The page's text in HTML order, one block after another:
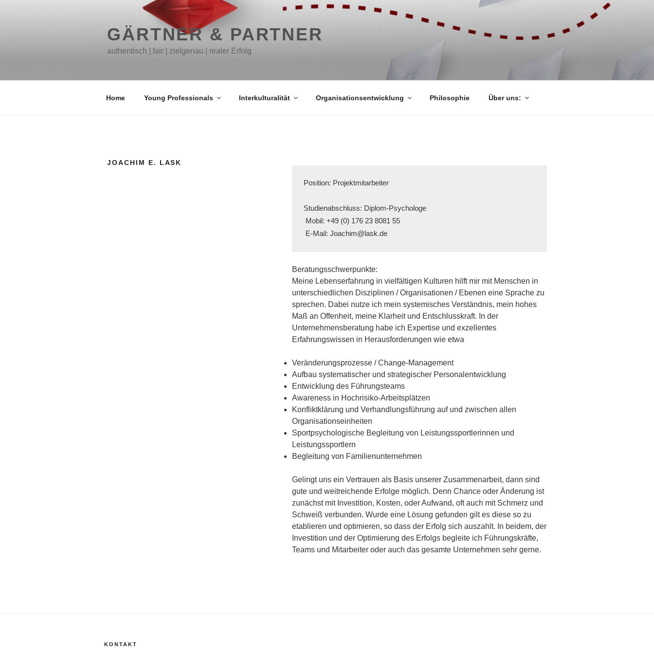
GÄRTNER & PARTNER
authentisch | fair | zielgenau | realer Erfolg
Home Young Professionals Interkulturalität Organisationsentwicklung Philosophie Über uns:
JOACHIM E. LASK
Position: Projektmitarbeiter
Studienabschluss: Diplom-Psychologe
Mobil: +49 (0) 176 23 8081 55
E-Mail: Joachim@lask.de
Beratungsschwerpunkte:
Meine Lebenserfahrung in vielfältigen Kulturen hilft mir mit Menschen in
unterschiedlichen Disziplinen / Organisationen / Ebenen eine Sprache zu
sprechen. Dabei nutze ich mein systemisches Verständnis, mein hohes
Maß an Offenheit, meine Klarheit und Entschlusskraft. In der
Unternehmensberatung habe ich Expertise und exzellentes
Erfahrungswissen in Herausforderungen wie etwa
Veränderungsprozesse / Change-Management
Aufbau systematischer und strategischer Personalentwicklung
Entwicklung des Führungsteams
Awareness in Hochrisiko-Arbeitsplätzen
Konfliktklärung und Verhandlungsführung auf und zwischen allen
Organisationseinheiten
Sportpsychologische Begleitung von Leistungssportlerinnen und
Leistungssportlern
Begleitung von Familienunternehmen
Gelingt uns ein Vertrauen als Basis unserer Zusammenarbeit, dann sind
gute und weitreichende Erfolge möglich. Denn Chance oder Änderung ist
zunächst mit Investition, Kosten, oder Aufwand, oft auch mit Schmerz und
Schweiß verbunden. Wurde eine Lösung gefunden gilt es diese so zu
etablieren und optimieren, so dass der Erfolg sich auszahlt. In beidem, der
Investition und der Optimierung des Erfolgs begleite ich Führungskräfte,
Teams und Mitarbeiter oder auch das gesamte Unternehmen sehr gerne.
KONTAKT